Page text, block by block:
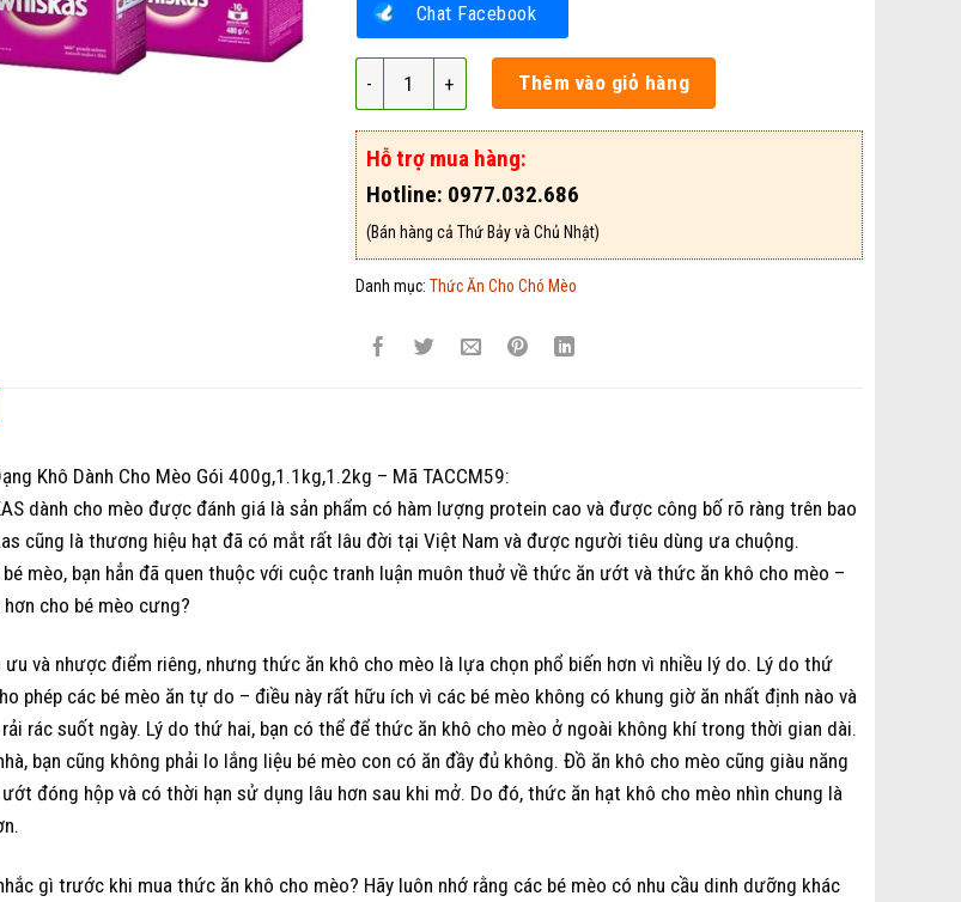
Chat Facebook
Thức Ăn Hạt Whiskas Dạng Khô Dành Cho Mèo Gói 400g,1.1kg,1.2kg – Mã
Thêm vào giỏ hàng
Hỗ trợ mua hàng:
Hotline: 0977.032.686
(Bán hàng cả Thứ Bảy và Chủ Nhật)
Danh mục: Thức Ăn Cho Chó Mèo
Khô Dành Cho Mèo Gói 400g,1.1kg,1.2kg – Mã TACCM59:
dành cho mèo được đánh giá là sản phẩm có hàm lượng protein cao và được công bố rõ ràng trên bao
cũng là thương hiệu hạt đã có mắt rất lâu đời tại Việt Nam và được người tiêu dùng ưa chuộng.
mèo, bạn hẳn đã quen thuộc với cuộc tranh luận muôn thuở về thức ăn ướt và thức ăn khô cho mèo –
cho bé mèo cưng?
và nhược điểm riêng, nhưng thức ăn khô cho mèo là lựa chọn phổ biến hơn vì nhiều lý do. Lý do thứ
phép các bé mèo ăn tự do – điều này rất hữu ích vì các bé mèo không có khung giờ ăn nhất định nào và
rác suốt ngày. Lý do thứ hai, bạn có thể để thức ăn khô cho mèo ở ngoài không khí trong thời gian dài.
bạn cũng không phải lo lắng liệu bé mèo con có ăn đầy đủ không. Đồ ăn khô cho mèo cũng giàu năng
đóng hộp và có thời hạn sử dụng lâu hơn sau khi mở. Do đó, thức ăn hạt khô cho mèo nhìn chung là
gì trước khi mua thức ăn khô cho mèo? Hãy luôn nhớ rằng các bé mèo có nhu cầu dinh dưỡng khác